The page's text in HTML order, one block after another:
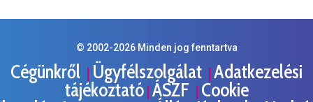
© 2002-2026Minden jog fenntartva
Cégünkről | Ügyfélszolgálat | Adatkezelési
tájékoztató| ÁSZF | Cookie